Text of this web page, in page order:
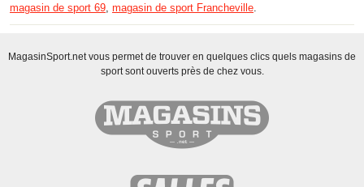
magasin de sport 69 magasin de sport Francheville
MagasinSport.net vous permet de trouver en quelques clics quels magasins de
sport sont ouverts près de chez vous.